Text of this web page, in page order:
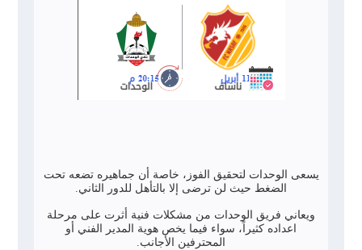
يسعى الوحدات لتحقيق الفوز، خاصة أن جماهيره تضعه تحت
الضغط حيث لن ترضى إلا بالتأهل للدور الثاني.
ويعاني فريق الوحدات من مشكلات فنية أثرت على مرحلة
اعداده كثيراً، سواء فيما يخص هوية المدير الفني أو
المحترفين الأجانب.